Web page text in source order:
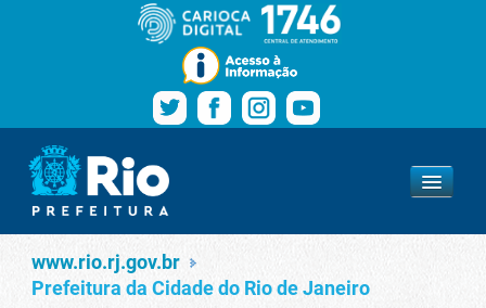
Pular para o conteúdo
Navegação
www.rio.rj.gov.br
Serviços
www.rio.rj.gov.br
Prefeitura da Cidade do Rio de Janeiro